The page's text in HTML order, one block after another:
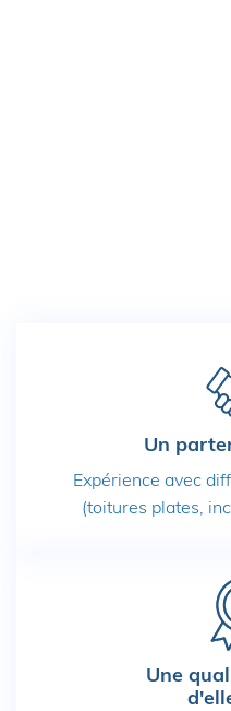
Un
Expérience avec
(toitures plates,
Une